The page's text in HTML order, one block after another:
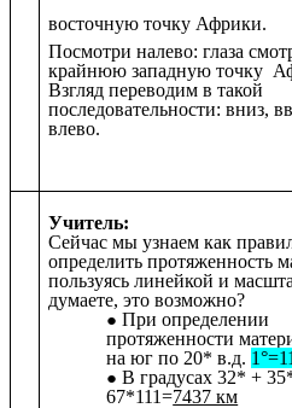
восточную точку Африки.
Посмотри налево: глаза
крайнюю западную точку
Взгляд переводим в такой
последовательности: вниз,
влево.
Учитель:
Сейчас мы узнаем как
определить протяженность
пользуясь линейкой и
думаете, это возможно?
При определении
протяженности
на юг по 20* в.д.
В градусах 32* +
67*111=7437 км